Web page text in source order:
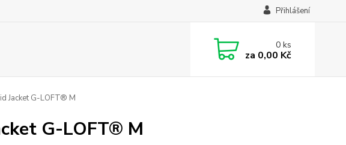
Přihlášení
0ks
za 0,00 Kč
Jacket G-LOFT® M
G-LOFT® M